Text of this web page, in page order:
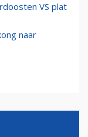
VS plat
naar